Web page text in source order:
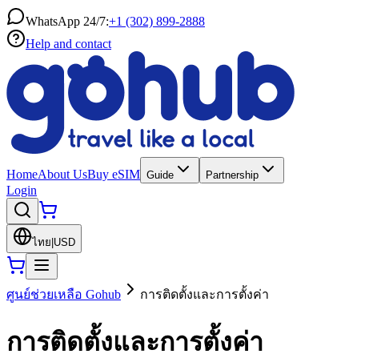
WhatsApp 24/7:+1 (302) 899-2888
Help and contact
HomeAbout UsBuy eSIM Guide Partnership
Login
ไทย USD
ศูนย์ช่วยเหลือ Gohub การติดตั้งและการตั้งค่า
การติดตั้งและการตั้งค่า